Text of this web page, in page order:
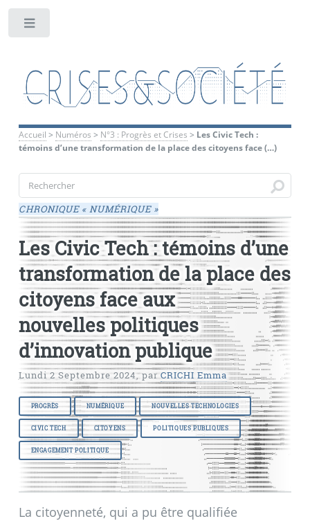
Accueil > Numéros > N°3 : Progrès et Crises > Les Civic Tech :
témoins d’une transformation de la place des citoyens face (…)
CHRONIQUE « NUMÉRIQUE »
Les Civic Tech : témoins d’une
transformation de la place des
citoyens face aux
nouvelles politiques
d’innovation publique
Lundi 2 Septembre 2024,parCRICHI Emma
PROGRÈS NUMÉRIQUE NOUVELLES TECHNOLOGIES
CIVIC TECH CITOYENS POLITIQUES PUBLIQUES
ENGAGEMENT POLITIQUE
La citoyenneté, qui a pu être qualifiée